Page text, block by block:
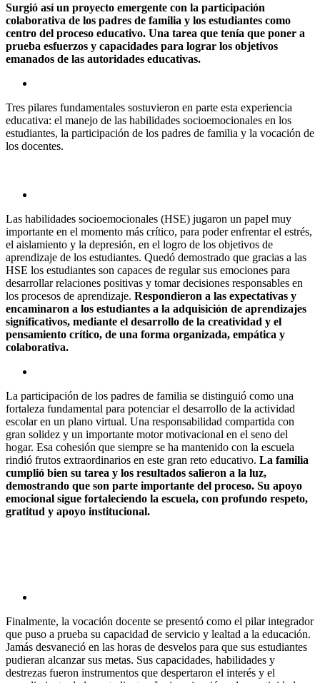
Surgió así un proyecto emergente con la participación
colaborativa de los padres de familia y los estudiantes como
centro del proceso educativo. Una tarea que tenía que poner a
prueba esfuerzos y capacidades para lograr los objetivos
emanados de las autoridades educativas.
Tres pilares fundamentales sostuvieron en parte esta experiencia
educativa: el manejo de las habilidades socioemocionales en los
estudiantes, la participación de los padres de familia y la vocación de
los docentes.
Las habilidades socioemocionales (HSE) jugaron un papel muy
importante en el momento más crítico, para poder enfrentar el estrés,
el aislamiento y la depresión, en el logro de los objetivos de
aprendizaje de los estudiantes. Quedó demostrado que gracias a las
HSE los estudiantes son capaces de regular sus emociones para
desarrollar relaciones positivas y tomar decisiones responsables en
los procesos de aprendizaje. Respondieron a las expectativas y
encaminaron a los estudiantes a la adquisición de aprendizajes
significativos, mediante el desarrollo de la creatividad y el
pensamiento crítico, de una forma organizada, empática y
colaborativa.
La participación de los padres de familia se distinguió como una
fortaleza fundamental para potenciar el desarrollo de la actividad
escolar en un plano virtual. Una responsabilidad compartida con
gran solidez y un importante motor motivacional en el seno del
hogar. Esa cohesión que siempre se ha mantenido con la escuela
rindió frutos extraordinarios en este gran reto educativo. La familia
cumplió bien su tarea y los resultados salieron a la luz,
demostrando que son parte importante del proceso. Su apoyo
emocional sigue fortaleciendo la escuela, con profundo respeto,
gratitud y apoyo institucional.
Finalmente, la vocación docente se presentó como el pilar integrador
que puso a prueba su capacidad de servicio y lealtad a la educación.
Jamás desvaneció en las horas de desvelos para que sus estudiantes
pudieran alcanzar sus metas. Sus capacidades, habilidades y
destrezas fueron instrumentos que despertaron el interés y el